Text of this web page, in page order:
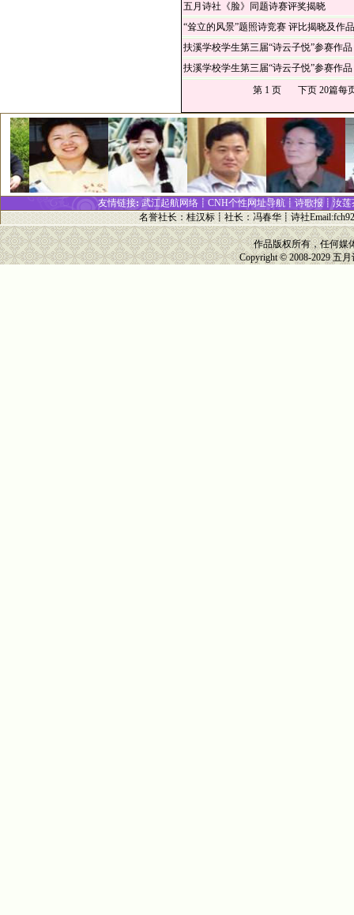
五月诗社《脸》同题诗赛评奖揭晓
“耸立的风景”题照诗竞赛 评比揭晓及作
扶溪学校学生第三届“诗云子悦”参赛作
扶溪学校学生第三届“诗云子悦”参赛作
第 1 页
下页 20篇每
友情链接: 武江起航网络┋ CNH个性网址导航┋ 诗歌报┋汝莲
名誉社长：桂汉标┋社长：冯春华┋诗社Email:
作品版权所有，任何媒
Copyright © 2008-2029 五月